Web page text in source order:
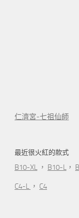
仁濟宮-七祖仙師
最近很火紅的款式
B10-XL ， B10-L ，
C4-L ， C4